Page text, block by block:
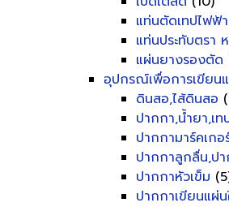
แท่นตัดเทปไฟฟ้า
แท่นประทับตรา
แผ่นยางรองตัด
อุปกรณ์เพื่อการเขียน
ดินสอ,ไส้ดินสอ
ปากกา,น้ำยา,เ
ปากกามาร์คเก
ปากกาลูกลื่น,ปา
ปากกาหัวเข็ม
ปากกาเขียนแผ่